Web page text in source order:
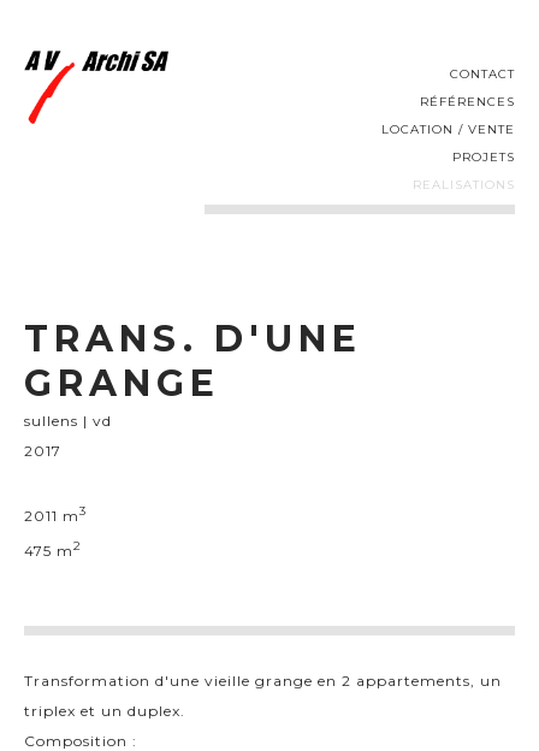
CONTACT
RÉFÉRENCES
LOCATION / VENTE
PROJETS
REALISATIONS
TRANS. D'UNE
GRANGE
sullens | vd
2017
2011 m3
475 m2
Transformation d'une vieille grange en 2 appartements, un
triplex et un duplex.
Composition :